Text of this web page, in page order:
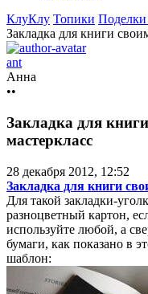
КлуКлу Топики Поделки
Закладка для книги
ant
Анна
••
Закладка для
мастеркласс
28 декабря 2012, 12:52
Закладка для книги
Для такой закладки-
разноцветный картон,
используйте любой, а
бумаги, как показано в
шаблон: